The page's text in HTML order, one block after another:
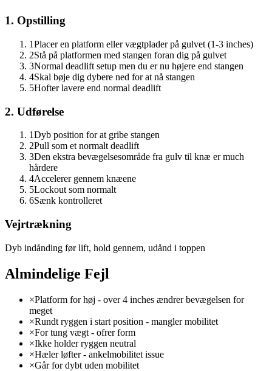
1. Opstilling
1Placer en platform eller vægtplader på gulvet (1-3 inches)
2Stå på platformen med stangen foran dig på gulvet
3Normal deadlift setup men du er nu højere end stangen
4Skal bøje dig dybere ned for at nå stangen
5Hofter lavere end normal deadlift
2. Udførelse
1Dyb position for at gribe stangen
2Pull som et normalt deadlift
3Den ekstra bevægelsesområde fra gulv til knæ er much
hårdere
4Accelerer gennem knæene
5Lockout som normalt
6Sænk kontrolleret
Vejrtrækning
Dyb indånding før lift, hold gennem, udånd i toppen
Almindelige Fejl
×Platform for høj - over 4 inches ændrer bevægelsen for
meget
×Rundt ryggen i start position - mangler mobilitet
×For tung vægt - ofrer form
×Ikke holder ryggen neutral
×Hæler løfter - ankelmobilitet issue
×Går for dybt uden mobilitet